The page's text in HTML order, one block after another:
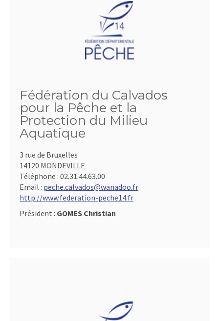
Fédération du Calvados
pour la Pêche et la
Protection du Milieu
Aquatique
3 rue de Bruxelles
14120 MONDEVILLE
Téléphone : 02.31.44.63.00
Email : peche.calvados@wanadoo.fr
http://www.federation-peche14.fr
Président : GOMES Christian